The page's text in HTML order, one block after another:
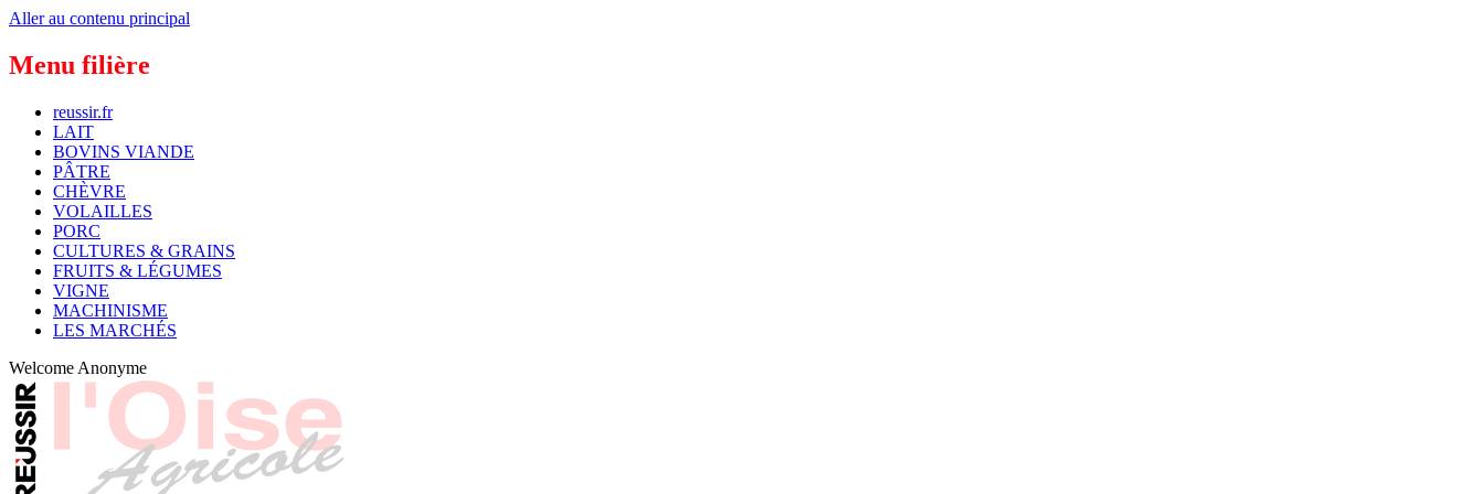
Aller au contenu principal
Menu filière
reussir.fr
LAIT
BOVINS VIANDE
PÂTRE
CHÈVRE
VOLAILLES
PORC
CULTURES & GRAINS
FRUITS & LÉGUMES
VIGNE
MACHINISME
LES MARCHÉS
Welcome Anonyme